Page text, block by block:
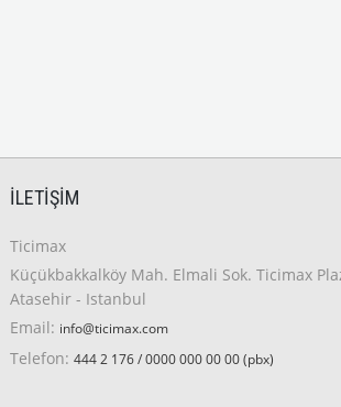
İLETIŞIM
Ticimax
Küçükbakkalköy Mah. Elmali Sok. Ticimax
Atasehir - Istanbul
Email: info@ticimax.com
Telefon: 444 2 176 / 0000 000 00 00 (pbx)